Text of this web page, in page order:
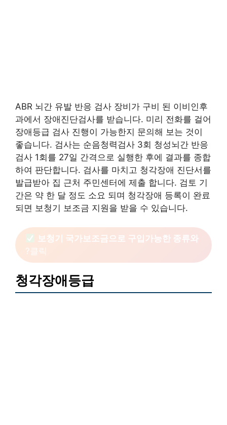
ABR 뇌간 유발 반응 검사 장비가 구비 된 이비인후
과에서 장애진단검사를 받습니다. 미리 전화를 걸어
장애등급 검사 진행이 가능한지 문의해 보는 것이
좋습니다. 검사는 순음청력검사 3회 청성뇌간 반응
검사 1회를 27일 간격으로 실행한 후에 결과를 종합
하여 판단합니다. 검사를 마치고 청각장애 진단서를
발급받아 집 근처 주민센터에 제출 합니다. 검토 기
간은 약 한 달 정도 소요 되며 청각장애 등록이 완료
되면 보청기 보조금 지원을 받을 수 있습니다.
보청기 국가보조금으로 구입가능한 종류와
?클릭
청각장애등급